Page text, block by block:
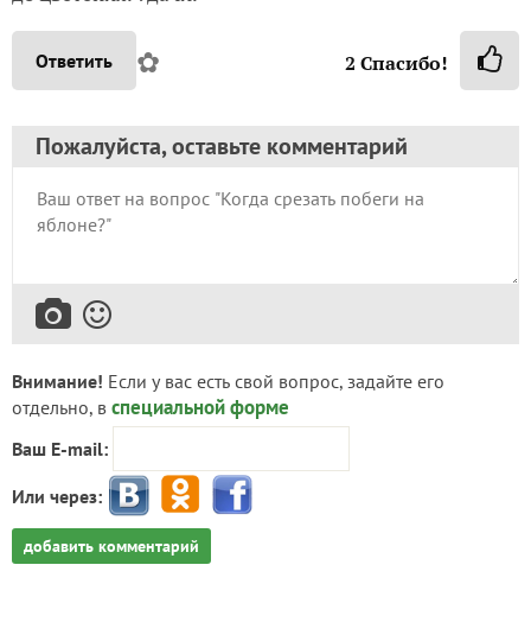
Ответить ✿ 2 Спасибо!
Пожалуйста, оставьте комментарий
Внимание! Если у вас есть свой вопрос, задайте его
отдельно, в специальной форме
Ваш E-mail:
Или через:
добавить комментарий